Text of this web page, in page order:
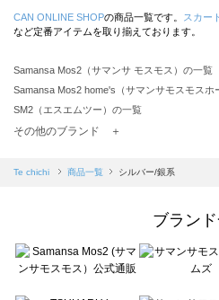
CAN ONLINE SHOPの商品一覧です。 スカート
など定番アイテムを取り揃えております。
Samansa Mos2（サマンサ モスモス）の一覧
Samansa Mos2 home's（サマンサモスモスホ
SM2（エスエムツー）の一覧
TSUHARU by Samansa Mos2（ツハルバイサ
Samansa Mos2 blue（サマンサモスモス ブル
Te chichi（テチチ）の一覧
Te chichi CLASSIC（テチチ クラシック）の一
その他のブランド ＋
Te chichi 商品一覧 シルバー/銀系
ブラン